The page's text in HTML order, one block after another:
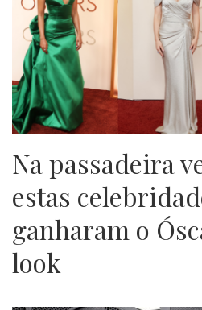
Na passadeira
estas
ganharam o
look